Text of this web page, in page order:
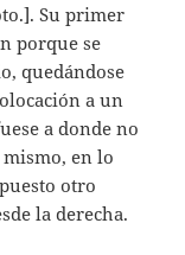
Su primer
porque se
quedándose
a un
a donde no
en lo
otro
la derecha.